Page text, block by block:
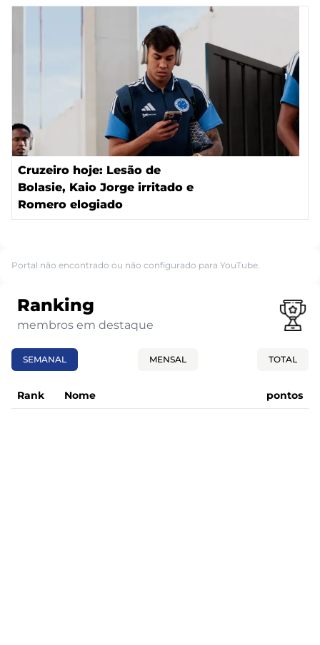
Cruzeiro hoje: Lesão de
Bolasie, Kaio Jorge irritado e
Romero elogiado
Portal não encontrado ou não configurado para YouTube.
Ranking
membros em destaque
SEMANAL MENSAL TOTAL
Rank Nome pontos